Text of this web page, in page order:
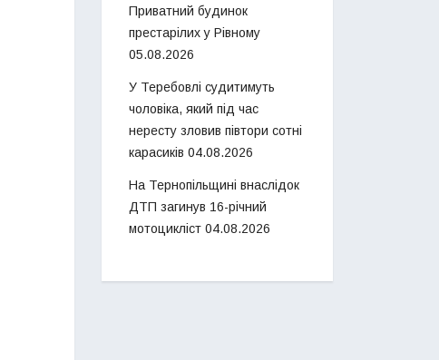
Приватний будинок
престарілих у Рівному
05.08.2026
У Теребовлі судитимуть
чоловіка, який під час
нересту зловив півтори сотні
карасиків 04.08.2026
На Тернопільщині внаслідок
ДТП загинув 16-річний
мотоцикліст 04.08.2026